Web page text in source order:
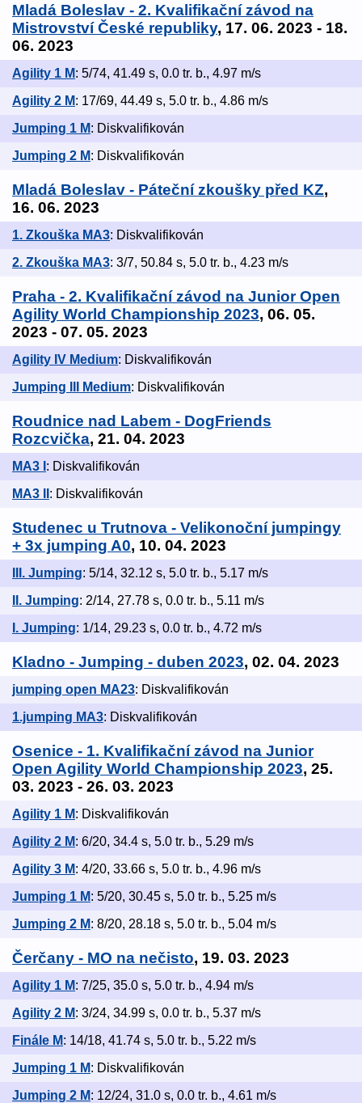
Mladá Boleslav - 2. Kvalifikační závod na
Mistrovství České republiky, 17. 06. 2023 - 18.
06. 2023
Agility 1 M: 5/74, 41.49 s, 0.0 tr. b., 4.97 m/s
Agility 2 M: 17/69, 44.49 s, 5.0 tr. b., 4.86 m/s
Jumping 1 M: Diskvalifikován
Jumping 2 M: Diskvalifikován
Mladá Boleslav - Páteční zkoušky před KZ,
16. 06. 2023
1. Zkouška MA3: Diskvalifikován
2. Zkouška MA3: 3/7, 50.84 s, 5.0 tr. b., 4.23 m/s
Praha - 2. Kvalifikační závod na Junior Open
Agility World Championship 2023, 06. 05.
2023 - 07. 05. 2023
Agility IV Medium: Diskvalifikován
Jumping III Medium: Diskvalifikován
Roudnice nad Labem - DogFriends
Rozcvička, 21. 04. 2023
MA3 I : Diskvalifikován
MA3 II : Diskvalifikován
Studenec u Trutnova - Velikonoční jumpingy
+ 3x jumping A0, 10. 04. 2023
III. Jumping: 5/14, 32.12 s, 5.0 tr. b., 5.17 m/s
II. Jumping: 2/14, 27.78 s, 0.0 tr. b., 5.11 m/s
I. Jumping: 1/14, 29.23 s, 0.0 tr. b., 4.72 m/s
Kladno - Jumping - duben 2023, 02. 04. 2023
jumping open MA23: Diskvalifikován
1.jumping MA3: Diskvalifikován
Osenice - 1. Kvalifikační závod na Junior
Open Agility World Championship 2023, 25.
03. 2023 - 26. 03. 2023
Agility 1 M: Diskvalifikován
Agility 2 M: 6/20, 34.4 s, 5.0 tr. b., 5.29 m/s
Agility 3 M: 4/20, 33.66 s, 5.0 tr. b., 4.96 m/s
Jumping 1 M: 5/20, 30.45 s, 5.0 tr. b., 5.25 m/s
Jumping 2 M: 8/20, 28.18 s, 5.0 tr. b., 5.04 m/s
Čerčany - MO na nečisto, 19. 03. 2023
Agility 1 M: 7/25, 35.0 s, 5.0 tr. b., 4.94 m/s
Agility 2 M: 3/24, 34.99 s, 0.0 tr. b., 5.37 m/s
Finále M: 14/18, 41.74 s, 5.0 tr. b., 5.22 m/s
Jumping 1 M: Diskvalifikován
Jumping 2 M: 12/24, 31.0 s, 0.0 tr. b., 4.61 m/s